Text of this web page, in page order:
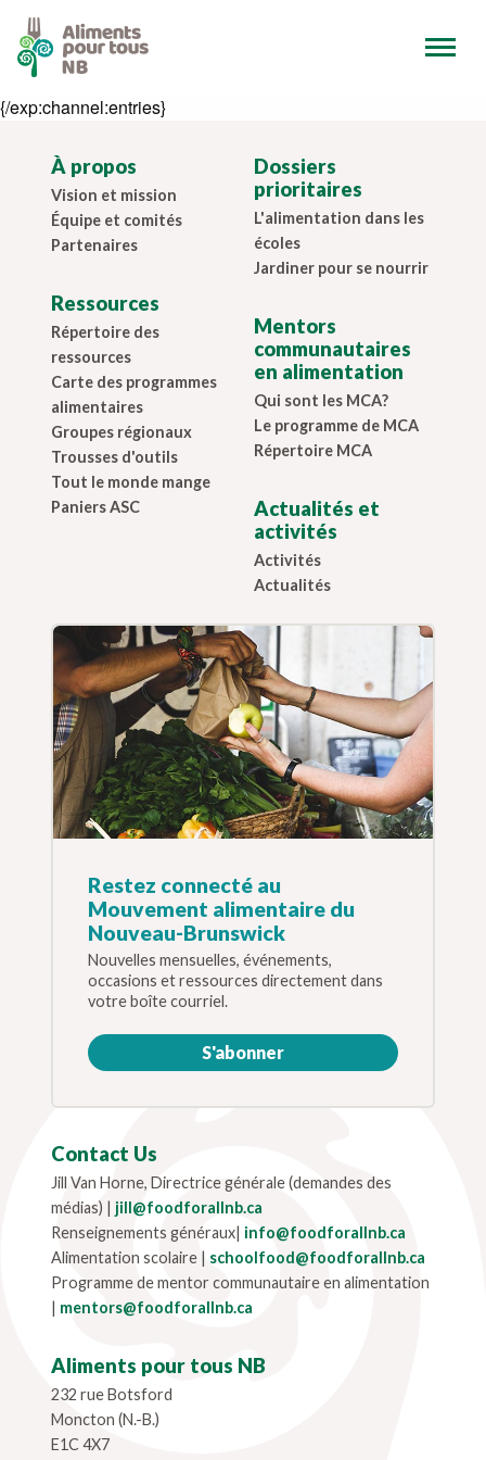
{/exp:channel:entries}
À propos
Vision et mission
Équipe et comités
Partenaires
Ressources
Répertoire des
ressources
Carte des programmes
alimentaires
Groupes régionaux
Trousses d'outils
Tout le monde mange
Paniers ASC
Dossiers
prioritaires
L'alimentation dans les
écoles
Jardiner pour se nourrir
Mentors
communautaires
en alimentation
Qui sont les MCA?
Le programme de MCA
Répertoire MCA
Actualités et
activités
Activités
Actualités
Restez connecté au
Mouvement alimentaire du
Nouveau-Brunswick
Nouvelles mensuelles, événements,
occasions et ressources directement dans
votre boîte courriel.
S'abonner
Contact Us
Jill Van Horne, Directrice générale (demandes des
médias) | jill@foodforallnb.ca
Renseignements généraux| info@foodforallnb.ca
Alimentation scolaire | schoolfood@foodforallnb.ca
Programme de mentor communautaire en alimentation
| mentors@foodforallnb.ca
Aliments pour tous NB
232 rue Botsford
Moncton (N.-B.)
E1C 4X7